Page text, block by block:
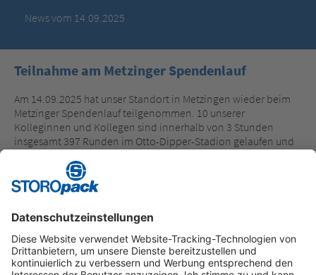
News vom 14.09.2025
Teilnahme am Metzinger Spendenlauf
Am 14.09.2025 hat unser Standort in Metzingen wieder beim
Metzinger Spendenlauf teilgenommen. 10 unserer
Kolleginnen und Kollegen sind innerhalb von 3 Stunden
insgesamt 397 Runden im Otto-Dipper-Stadion gelaufen und
€ erzielen. Der Spendenerlös kam in diesem Jahr dem
Tierheim Reutlingen zugute.
Instagram LinkedIn Vimeo